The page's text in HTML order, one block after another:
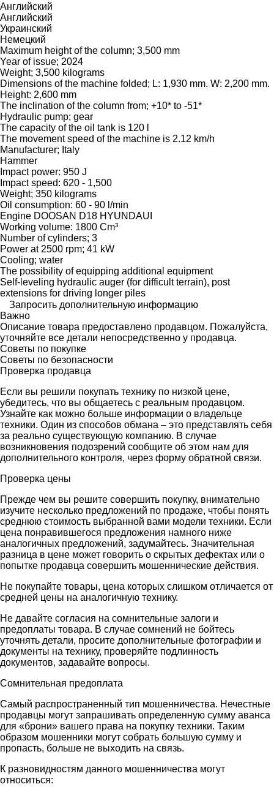
Английский
Английский
Украинский
Немецкий
Maximum height of the column; 3,500 mm
Year of issue; 2024
Weight; 3,500 kilograms
Dimensions of the machine folded; L: 1,930 mm. W: 2,200 mm.
Height: 2,600 mm
The inclination of the column from; +10* to -51*
Hydraulic pump; gear
The capacity of the oil tank is 120 l
The movement speed of the machine is 2.12 km/h
Manufacturer; Italy
Hammer
Impact power: 950 J
Impact speed: 620 - 1,500
Weight; 350 kilograms
Oil consumption: 60 - 90 l/min
Engine DOOSAN D18 HYUNDAUI
Working volume: 1800 Cm³
Number of cylinders; 3
Power at 2500 rpm; 41 kW
Cooling; water
The possibility of equipping additional equipment
Self-leveling hydraulic auger (for difficult terrain), post
extensions for driving longer piles
Запросить дополнительную информацию
Важно
Описание товара предоставлено продавцом. Пожалуйста,
уточняйте все детали непосредственно у продавца.
Советы по покупке
Советы по безопасности
Проверка продавца
Если вы решили покупать технику по низкой цене,
убедитесь, что вы общаетесь с реальным продавцом.
Узнайте как можно больше информации о владельце
техники. Один из способов обмана – это представлять себя
за реально существующую компанию. В случае
возникновения подозрений сообщите об этом нам для
дополнительного контроля, через форму обратной связи.
Проверка цены
Прежде чем вы решите совершить покупку, внимательно
изучите несколько предложений по продаже, чтобы понять
среднюю стоимость выбранной вами модели техники. Если
цена понравившегося предложения намного ниже
аналогичных предложений, задумайтесь. Значительная
разница в цене может говорить о скрытых дефектах или о
попытке продавца совершить мошеннические действия.
Не покупайте товары, цена которых слишком отличается от
средней цены на аналогичную технику.
Не давайте согласия на сомнительные залоги и
предоплаты товара. В случае сомнений не бойтесь
уточнять детали, просите дополнительные фотографии и
документы на технику, проверяйте подлинность
документов, задавайте вопросы.
Сомнительная предоплата
Самый распространенный тип мошенничества. Нечестные
продавцы могут запрашивать определенную сумму аванса
для «брони» вашего права на покупку техники. Таким
образом мошенники могут собрать большую сумму и
пропасть, больше не выходить на связь.
К разновидностям данного мошенничества могут
относиться: